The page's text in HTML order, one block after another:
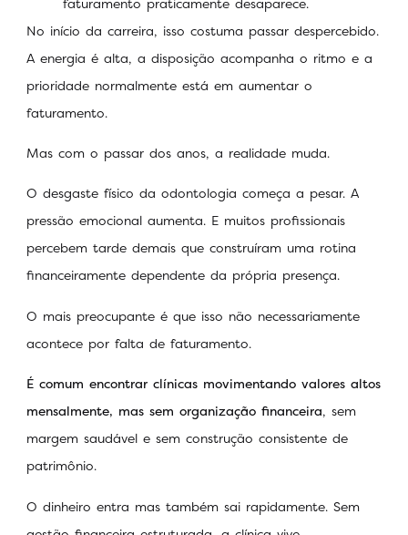
No início da carreira, isso costuma passar despercebido.
A energia é alta, a disposição acompanha o ritmo e a
prioridade normalmente está em aumentar o
faturamento.
Mas com o passar dos anos, a realidade muda.
O desgaste físico da odontologia começa a pesar. A
pressão emocional aumenta. E muitos profissionais
percebem tarde demais que construíram uma rotina
financeiramente dependente da própria presença.
O mais preocupante é que isso não necessariamente
acontece por falta de faturamento.
É comum encontrar clínicas movimentando valores altos
mensalmente, mas sem organização financeira, sem
margem saudável e sem construção consistente de
patrimônio.
O dinheiro entra mas também sai rapidamente. Sem